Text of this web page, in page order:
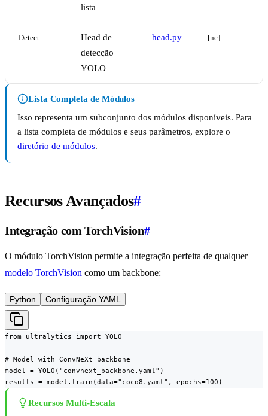
lista
Detect
Head de
detecção
YOLO
head.py [nc]
Lista Completa de Módulos
Isso representa um subconjunto dos módulos disponíveis. Para
a lista completa de módulos e seus parâmetros, explore o
diretório de módulos.
Recursos Avançados#
Integração com TorchVision#
O módulo TorchVision permite a integração perfeita de qualquer
modelo TorchVision como um backbone:
Python Configuração YAML
from ultralytics import YOLO
# Model with ConvNeXt backbone
model = YOLO("convnext_backbone.yaml")
results = model.train(data="coco8.yaml", epochs=100)
Recursos Multi-Escala